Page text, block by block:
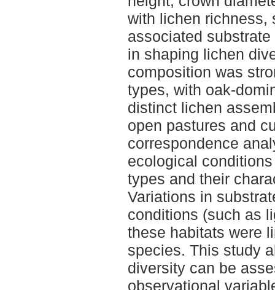
with lichen richness,
associated
in shaping lichen
composition was
types, with oak-
distinct lichen
open pastures and
correspondence
ecological
types and their
Variations in
conditions (such as
these habitats were
species. This study
diversity can be
observational